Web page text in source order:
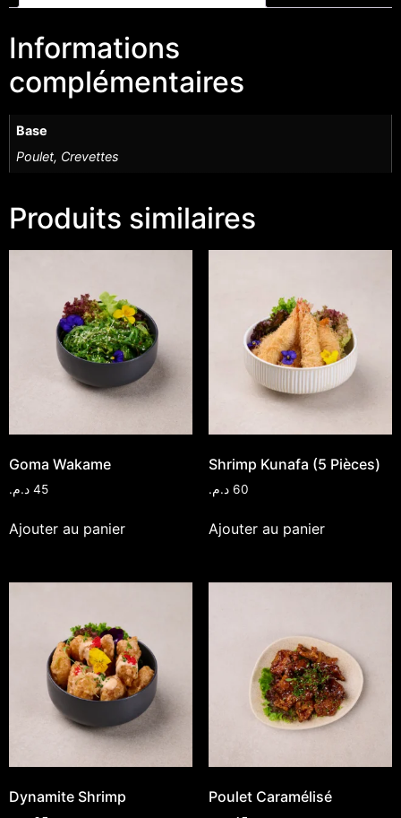
Informations
complémentaires
Base
Poulet, Crevettes
Produits similaires
Goma Wakame
45 د.م.
Ajouter au panier
Shrimp Kunafa (5 Pièces)
60 د.م.
Ajouter au panier
Dynamite Shrimp Poulet Caramélisé